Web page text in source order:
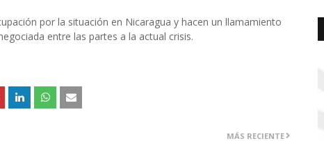
por la situación en Nicaragua y hacen un llamamiento
entre las partes a la actual crisis.
MÁS RECIENTE